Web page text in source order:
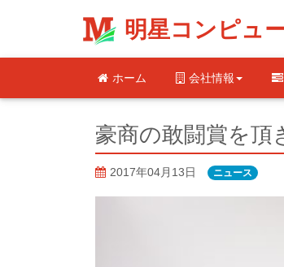
明星コンピュ
ホーム 会社情報
豪商の敢闘賞を頂
2017年04月13日 ニュース